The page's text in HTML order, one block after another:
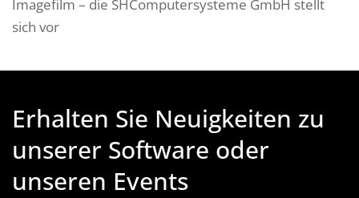
Imagefilm – die SHComputersysteme GmbH stellt
sich vor
Erhalten Sie Neuigkeiten zu
unserer Software oder
unseren Events